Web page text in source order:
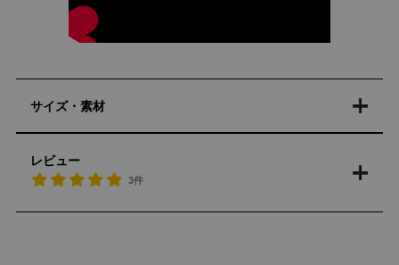
サイズ・素材
レビュー
3件